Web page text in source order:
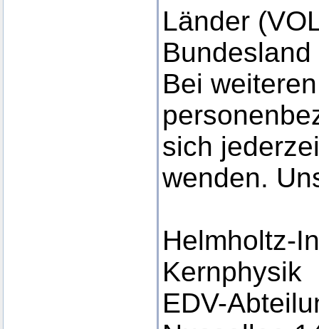
Länder
Bei
sich
wenden.
Helmholtz-
Kernphysik
EDV-